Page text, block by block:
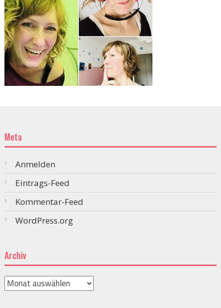
Meta
Anmelden
Eintrags-Feed
Kommentar-Feed
WordPress.org
Archiv
Archiv